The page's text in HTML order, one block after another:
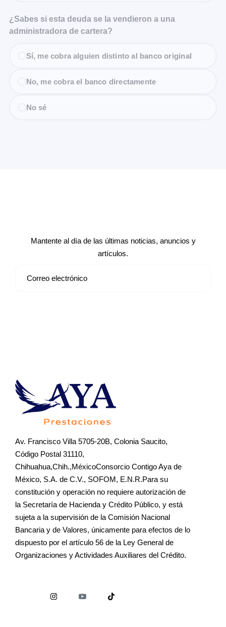
¿Sabes si esta deuda se la vendieron a una
administradora de cartera?
Sí, me cobra alguien distinto al banco original
No, me cobra el banco directamente
No sé
Mantente al día de las últimas noticias, anuncios y
artículos.
Av. Francisco Villa 5705-20B, Colonia Saucito,
Código Postal 31110,
Chihuahua,Chih.,MéxicoConsorcio Contigo Aya de
México, S.A. de C.V., SOFOM, E.N.R.Para su
constitución y operación no requiere autorización de
la Secretaría de Hacienda y Crédito Público, y está
sujeta a la supervisión de la Comisión Nacional
Bancaria y de Valores, únicamente para efectos de lo
dispuesto por el artículo 56 de la Ley General de
Organizaciones y Actividades Auxiliares del Crédito.